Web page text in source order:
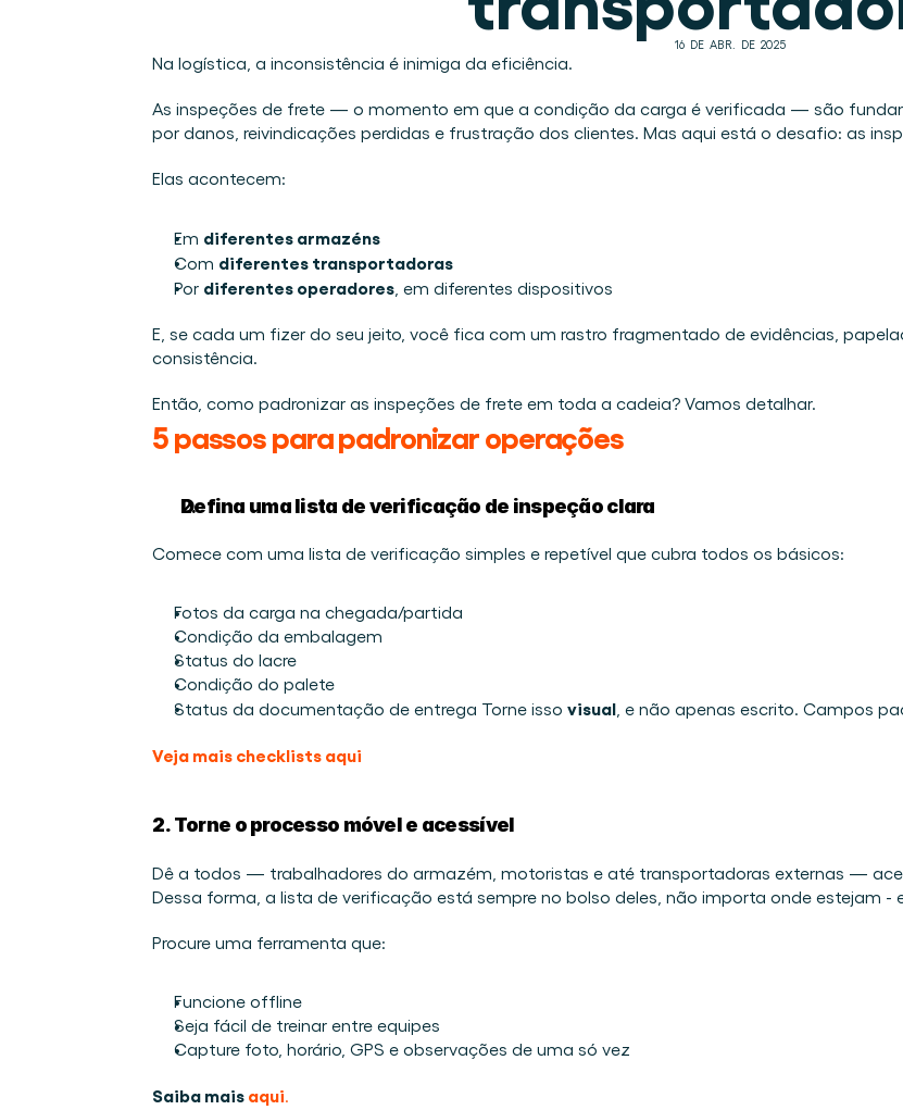
Carreiras
Cases de sucesso
Fale conosco
Programa de Indicação
Ajude sua rede a otimizar a logística e ganhe por isso!
Conecte a Cargosnap ao seu stack de tecnologia atual.
Eventos que participamos e sessões que organizamos. Online e presencial.
Checklists
Checklists gratuitos para sua operação, prontos para usar desde o primeiro dia.
16 DE ABR. DE 2025
Na logística, a inconsistência é inimiga da eficiência.
As inspeções de frete — o momento em que a condição da carga é verificada — são
por danos, reivindicações perdidas e frustração dos clientes. Mas aqui está o desafio: as
Elas acontecem:
Em diferentes armazéns
Com diferentes transportadoras
Por diferentes operadores , em diferentes dispositivos
E, se cada um fizer do seu jeito, você fica com um rastro fragmentado de evidências,
consistência.
Então, como padronizar as inspeções de frete em toda a cadeia? Vamos detalhar.
5 passos para padronizar operações
Defina uma lista de verificação de inspeção clara
Comece com uma lista de verificação simples e repetível que cubra todos os básicos:
Fotos da carga na chegada/partida
Condição da embalagem
Status do lacre
Condição do palete
Status da documentação de entrega Torne isso visual , e não apenas escrito. Campos
Veja mais checklists aqui
2. Torne o processo móvel e acessível
Dê a todos — trabalhadores do armazém, motoristas e até transportadoras externas —
Dessa forma, a lista de verificação está sempre no bolso deles, não importa onde estejam
Procure uma ferramenta que:
Funcione offline
Seja fácil de treinar entre equipes
Capture foto, horário, GPS e observações de uma só vez
Saiba mais aqui.